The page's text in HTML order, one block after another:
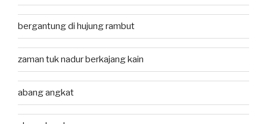
bergantung di hujung rambut
zaman tuk nadur berkajang kain
abang angkat